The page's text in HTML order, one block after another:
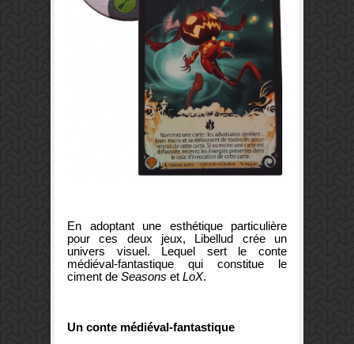
En adoptant une esthétique particulière
pour ces deux jeux, Libellud crée un
univers visuel. Lequel sert le conte
médiéval-fantastique qui constitue le
ciment de Seasons et LoX.
Un conte médiéval-fantastique